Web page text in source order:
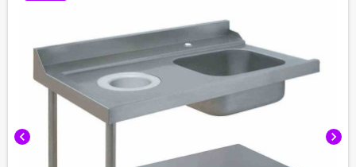
chevron_left chevron_right